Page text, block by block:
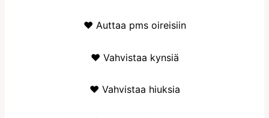
♥ Auttaa pms oireisiin
♥ Vahvistaa kynsiä
♥ Vahvistaa hiuksia